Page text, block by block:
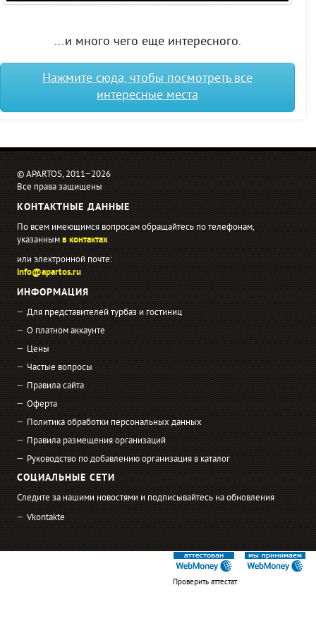
...и много чего еще интересного.
Нажмите сюда, чтобы посмотреть все
интересные места
© APARTOS, 2011−2026
Все права защищены
КОНТАКТНЫЕ ДАННЫЕ
По всем имеющимся вопросам обращайтесь по телефонам,
указаннымв контактах
или электронной почте:
info@apartos.ru
ИНФОРМАЦИЯ
Для представителей турбаз и гостиниц
О платном аккаунте
Цены
Частые вопросы
Правила сайта
Оферта
Политика обработки персональных данных
Правила размещения организаций
Руководство по добавлению организация в каталог
СОЦИАЛЬНЫЕ СЕТИ
Следите за нашими новостями и подписывайтесь на обновления
Vkontakte
Проверить аттестат